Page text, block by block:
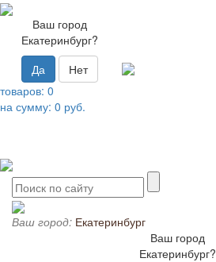
Ваш город
Екатеринбург?
Да
Нет
товаров: 0
на сумму: 0 руб.
Ваш город: Екатеринбург
Ваш город
Екатеринбург?